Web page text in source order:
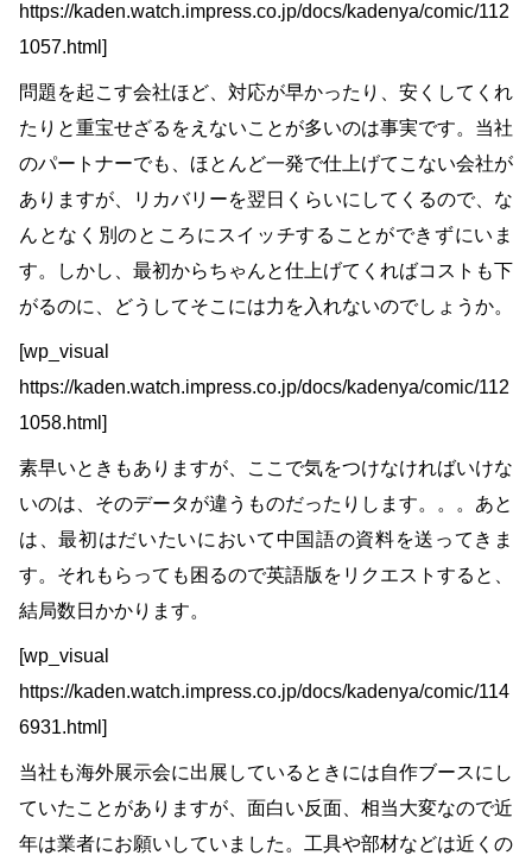
https://kaden.watch.impress.co.jp/docs/kadenya/comic/112
1057.html]
問題を起こす会社ほど、対応が早かったり、安くしてくれ
たりと重宝せざるをえないことが多いのは事実です。当社
のパートナーでも、ほとんど一発で仕上げてこない会社が
ありますが、リカバリーを翌日くらいにしてくるので、な
んとなく別のところにスイッチすることができずにいま
す。しかし、最初からちゃんと仕上げてくればコストも下
がるのに、どうしてそこには力を入れないのでしょうか。
[wp_visual
https://kaden.watch.impress.co.jp/docs/kadenya/comic/112
1058.html]
素早いときもありますが、ここで気をつけなければいけな
いのは、そのデータが違うものだったりします。。。あと
は、最初はだいたいにおいて中国語の資料を送ってきま
す。それもらっても困るので英語版をリクエストすると、
結局数日かかります。
[wp_visual
https://kaden.watch.impress.co.jp/docs/kadenya/comic/114
6931.html]
当社も海外展示会に出展しているときには自作ブースにし
ていたことがありますが、面白い反面、相当大変なので近
年は業者にお願いしていました。工具や部材などは近くの